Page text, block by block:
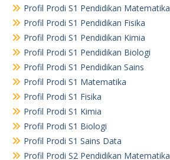
Profil Prodi S1 Pendidikan Matematika
Profil Prodi S1 Pendidikan Fisika
Profil Prodi S1 Pendidikan Kimia
Profil Prodi S1 Pendidikan Biologi
Profil Prodi S1 Pendidikan Sains
Profil Prodi S1 Matematika
Profil Prodi S1 Fisika
Profil Prodi S1 Kimia
Profil Prodi S1 Biologi
Profil Prodi S1 Sains Data
Profil Prodi S2 Pendidikan Matematika